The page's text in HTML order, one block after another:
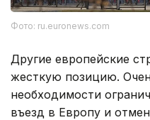
Фото: ru.euronews.com
Другие европейские
жесткую позицию.
необходимости
въезд в Европу и